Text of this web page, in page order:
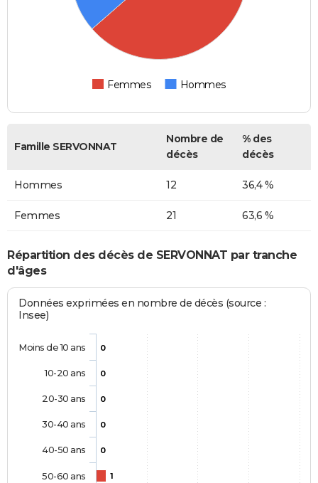
Femmes Hommes
Famille SERVONNAT
Nombre de
décès
% des
décès
Hommes 12 36,4 %
Femmes 21 63,6 %
Répartition des décès de SERVONNAT par tranche
d'âges
Données exprimées en nombre de décès (source :
Insee)
0
0
0
0
0
1
Moins de 10 ans
10-20 ans
20-30 ans
30-40 ans
40-50 ans
50-60 ans